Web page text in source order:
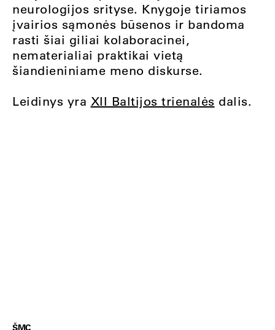
neurologijos srityse. Knygoje tiriamos
įvairios sąmonės būsenos ir bandoma
rasti šiai giliai kolaboracinei,
nematerialiai praktikai vietą
šiandieniniame meno diskurse.
Leidinys yra XII Baltijos trienalės dalis.
ŠMC